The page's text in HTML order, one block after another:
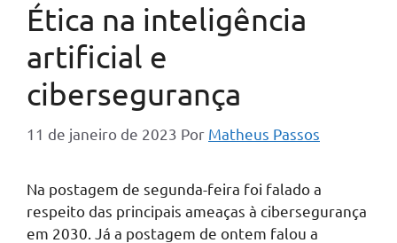
Ética na inteligência
artificial e
cibersegurança
11 de janeiro de 2023 Por Matheus Passos
Na postagem de segunda-feira foi falado a
respeito das principais ameaças à cibersegurança
em 2030. Já a postagem de ontem falou a